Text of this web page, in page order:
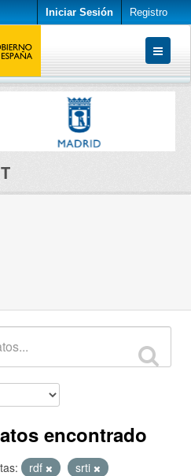
Iniciar Sesión Registro
encontrado
rdf
srti